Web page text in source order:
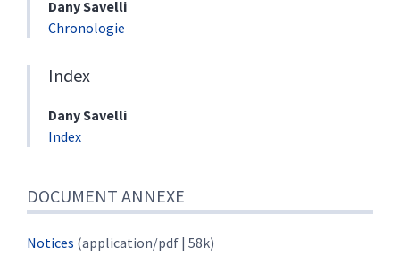
DanySavelli
Chronologie
Index
DanySavelli
Index
DOCUMENT ANNEXE
Notices (application/pdf | 58k)